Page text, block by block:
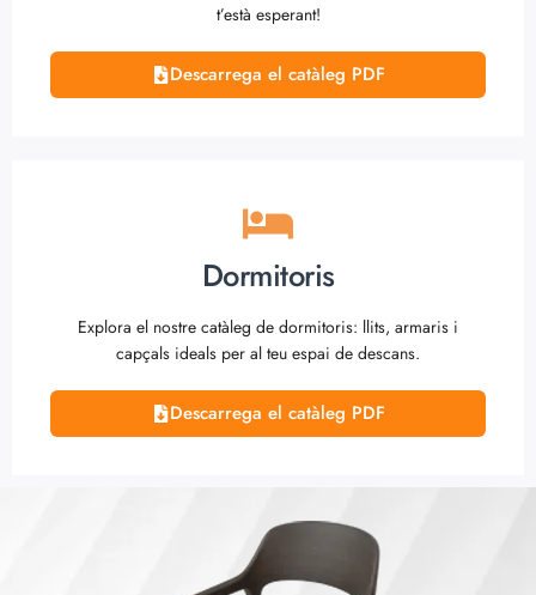
t’està esperant!
Descarrega el catàleg PDF
Dormitoris
Explora el nostre catàleg de dormitoris: llits, armaris i
capçals ideals per al teu espai de descans.
Descarrega el catàleg PDF